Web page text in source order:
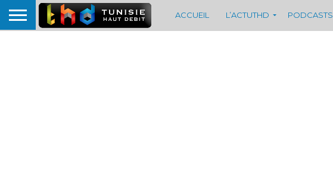
ACCUEIL L’ACTUTHD PODCASTS